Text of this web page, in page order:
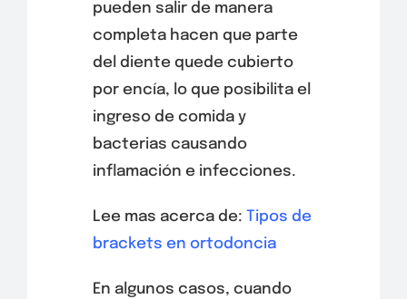
pueden salir de manera
completa hacen que parte
del diente quede cubierto
por encía, lo que posibilita el
ingreso de comida y
bacterias causando
inflamación e infecciones.
Lee mas acerca de: Tipos de
brackets en ortodoncia
En algunos casos, cuando